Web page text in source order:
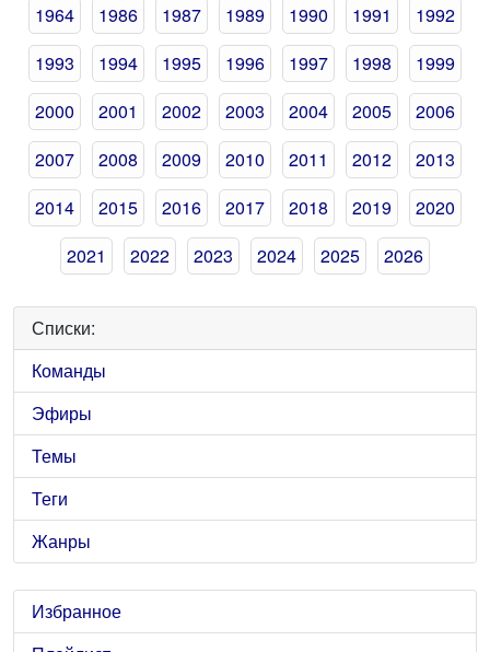
1964 1986 1987 1989 1990 1991
1992
1993
1994 1995 1996 1997 1998
1999
2000
2001 2002 2003 2004 2005
2006
2007
2008 2009 2010 2011 2012
2013
2014
2015 2016 2017 2018 2019
2020
2021
2022 2023 2024 2025 2026
Списки:
Команды
Эфиры
Темы
Теги
Жанры
Избранное